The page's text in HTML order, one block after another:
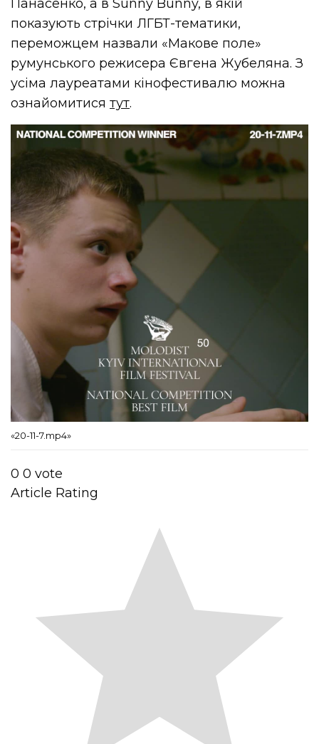
Панасенко, а в Sunny Bunny, в якій
показують стрічки ЛГБТ-тематики,
переможцем назвали «Макове поле»
румунського режисера Євгена Жубеляна. З
усіма лауреатами кінофестивалю можна
ознайомитисятут.
«20-11-7.mp4»
0 0 vote
Article Rating